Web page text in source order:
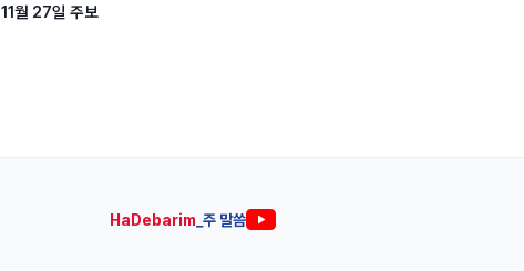
11월 27일 주보
HaDebarim _주 말씀